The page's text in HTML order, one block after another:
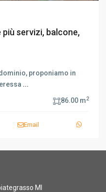
servizi, balcone,
proponiamo in
...
86.00 m2
Email
MI